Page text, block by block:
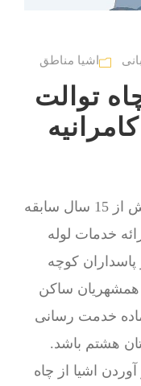
اشیا مناطق
توالت
گروه فنی آذین گستر آچاگ ، با بیش از 15 سال سابقه
خدمات لوله
کوچه
همشهریان ساکن
خدمت رسانی
هشتم باشد.
اشیا از چاه